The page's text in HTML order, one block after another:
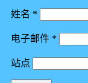
姓名 *
电子邮件 *
站点